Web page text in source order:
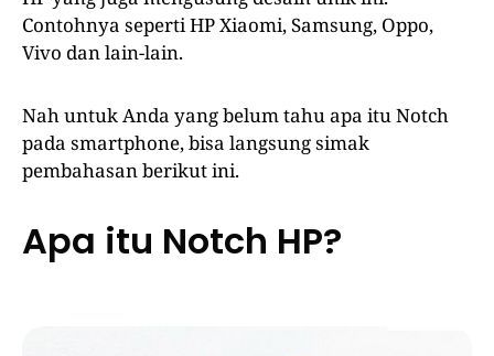
Contohnya seperti HP Xiaomi, Samsung, Oppo,
Vivo dan lain-lain.
Nah untuk Anda yang belum tahu apa itu Notch
pada smartphone, bisa langsung simak
pembahasan berikut ini.
Apa itu Notch HP?